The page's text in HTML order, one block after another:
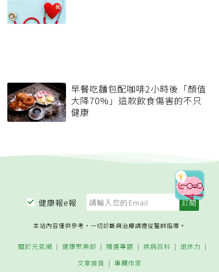
早餐吃麵包配咖啡2小時後「顏值
大降70%」這款飲食傷害的不只
健康
健康報e報
本站內容僅供參考，一切診斷與治療請遵從醫師指導。
關於元氣網 健康聚樂部 精選專題 疾病百科
退休力
文章首頁
專欄作家